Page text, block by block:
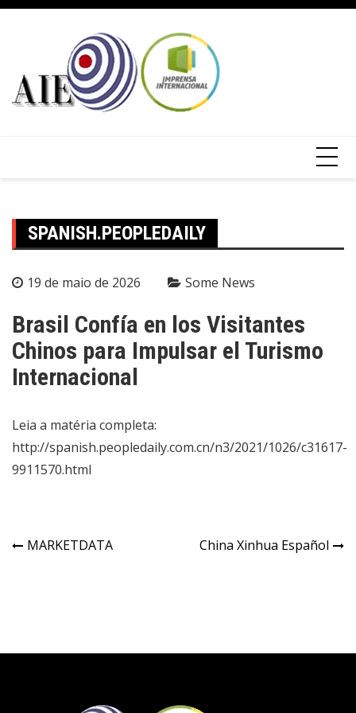
SPANISH.PEOPLEDAILY
19 de maio de 2026 Some News
Brasil Confía en los Visitantes
Chinos para Impulsar el Turismo
Internacional
Leia a matéria completa:
http://spanish.peopledaily.com.cn/n3/2021/1026/c31617-
9911570.html
MARKETDATA China Xinhua Español